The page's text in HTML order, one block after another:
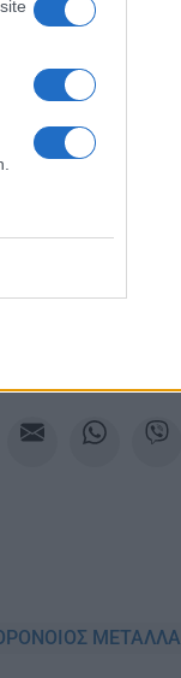
στο
και την εργασία